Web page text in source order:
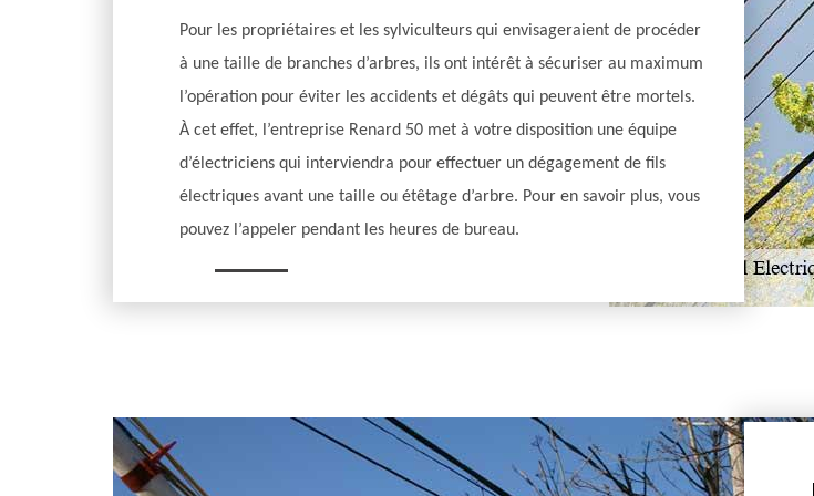
Pour les propriétaires et les sylviculteurs qui envisageraient de procéder
à une taille de branches d’arbres, ils ont intérêt à sécuriser au maximum
l’opération pour éviter les accidents et dégâts qui peuvent être mortels.
À cet effet, l’entreprise Renard 50 met à votre disposition une équipe
d’électriciens qui interviendra pour effectuer un dégagement de fils
électriques avant une taille ou étêtage d’arbre. Pour en savoir plus, vous
pouvez l’appeler pendant les heures de bureau.